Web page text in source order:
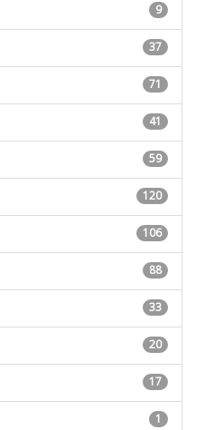
9
37
71
41
59
120
106
88
33
20
17
1